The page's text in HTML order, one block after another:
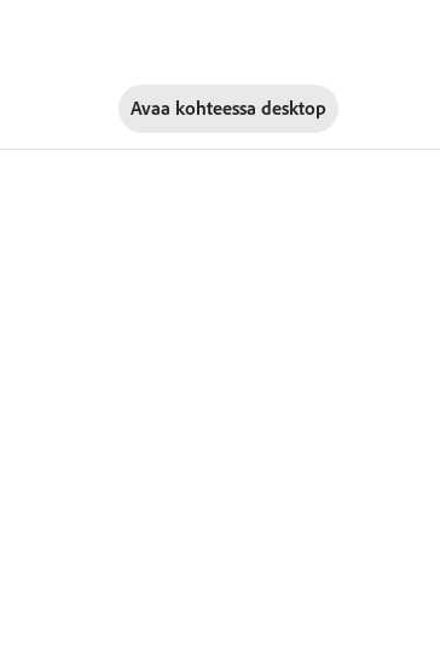
Avaa kohteessa desktop